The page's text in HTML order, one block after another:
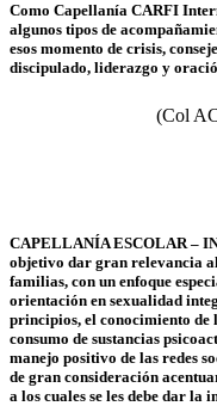
Como Capellanía CARFI
algunos tipos de
esos momento de crisis,
discipulado, liderazgo y
(Col
CAPELLANÍA ESCOLAR –
objetivo dar gran relevancia
familias, con un enfoque
orientación en sexualidad
principios, el conocimiento de
consumo de sustancias
manejo positivo de las redes
de gran consideración
a los cuales se les debe dar la